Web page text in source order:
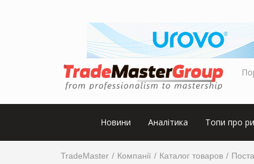
Новини Аналітика Топи про
TradeMaster Компанії Каталог товаров